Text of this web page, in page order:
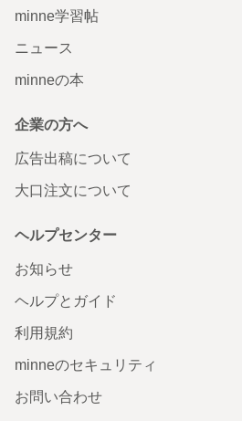
minne学習帖
ニュース
minneの本
企業の方へ
広告出稿について
大口注文について
ヘルプセンター
お知らせ
ヘルプとガイド
利用規約
minneのセキュリティ
お問い合わせ